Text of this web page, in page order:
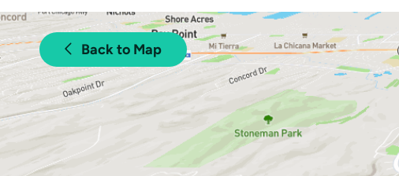
Back to Map